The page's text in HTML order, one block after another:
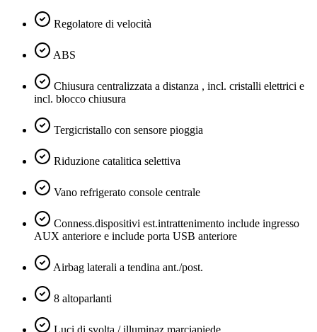
Regolatore di velocità
ABS
Chiusura centralizzata a distanza , incl. cristalli elettrici e
incl. blocco chiusura
Tergicristallo con sensore pioggia
Riduzione catalitica selettiva
Vano refrigerato console centrale
Conness.dispositivi est.intrattenimento include ingresso
AUX anteriore e include porta USB anteriore
Airbag laterali a tendina ant./post.
8 altoparlanti